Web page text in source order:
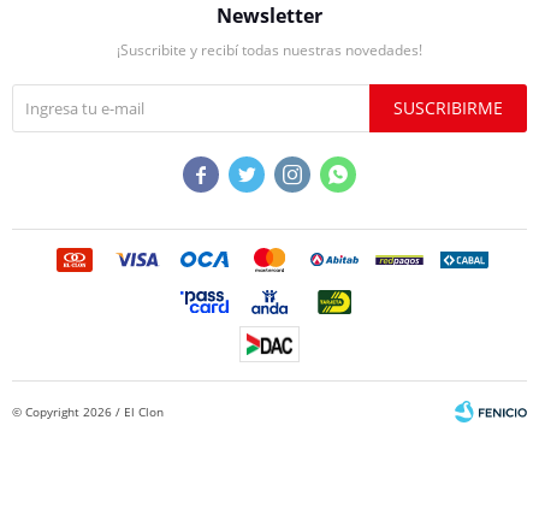
Newsletter
¡Suscribite y recibí todas nuestras novedades!
SUSCRIBIRME
   
© Copyright 2026 / El Clon